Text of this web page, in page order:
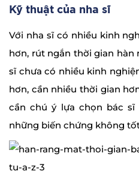
Kỹ thuật của nha sĩ
Với nha sĩ có nhiều kinh
hơn, rút ngắn thời gian hàn
sĩ chưa có nhiều kinh
hơn, cần nhiều thời gian
cần chú ý lựa chọn bác
những biến chứng không